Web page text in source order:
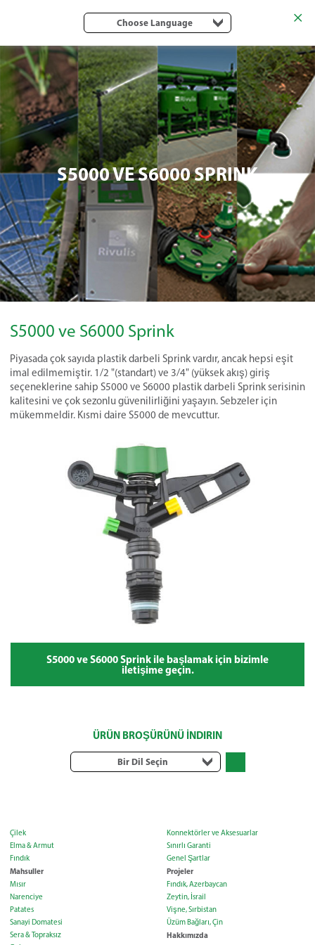
Choose Language
S5000 VE S6000 SPRINK
S5000 ve S6000 Sprink
Piyasada çok sayıda plastik darbeli Sprink vardır, ancak hepsi eşit
imal edilmemiştir. 1/2 "(standart) ve 3/4" (yüksek akış) giriş
seçeneklerine sahip S5000 ve S6000 plastik darbeli Sprink serisinin
kalitesini ve çok sezonlu güvenilirliğini yaşayın. Sebzeler için
mükemmeldir. Kısmi daire S5000 de mevcuttur.
S5000 ve S6000 Sprink ile başlamak için bizimle
iletişime geçin.
ÜRÜN BROŞÜRÜNÜ İNDIRIN
Bir Dil Seçin
Çilek
Elma & Armut
Fındık
Mahsuller
Mısır
Narenciye
Patates
Sanayi Domatesi
Sera & Topraksız
Konnektörler ve Aksesuarlar
Sınırlı Garanti
Genel Şartlar
Projeler
Fındık, Azerbaycan
Zeytin, İsrail
Vişne, Sırbistan
Üzüm Bağları, Çin
Hakkımızda